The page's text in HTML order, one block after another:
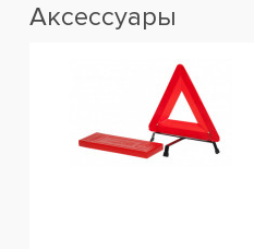
Аксессуары